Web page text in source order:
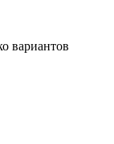
вариантов